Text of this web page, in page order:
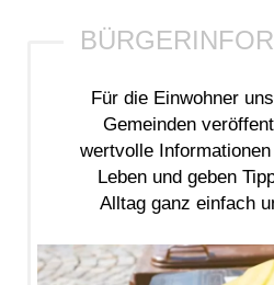
Für die Einwohner
Gemeinden
wertvolle
Leben und geben
Alltag ganz einfach